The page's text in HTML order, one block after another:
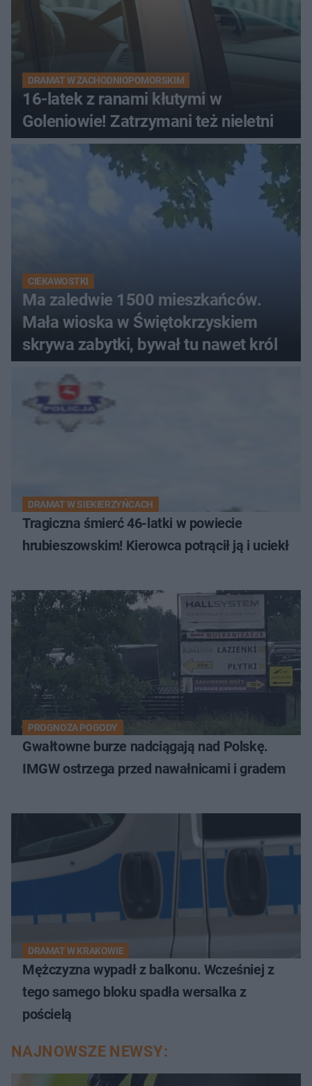
DRAMAT W ZACHODNIOPOMORSKIM
16-latek z ranami kłutymi w
Goleniowie! Zatrzymani też nieletni
CIEKAWOSTKI
Ma zaledwie 1500 mieszkańców.
Mała wioska w Świętokrzyskiem
skrywa zabytki, bywał tu nawet król
DRAMAT W SIEKIERZYŃCACH
Tragiczna śmierć 46-latki w powiecie
hrubieszowskim! Kierowca potrącił ją i uciekł
PROGNOZA POGODY
Gwałtowne burze nadciągają nad Polskę.
IMGW ostrzega przed nawałnicami i gradem
DRAMAT W KRAKOWIE
Mężczyzna wypadł z balkonu. Wcześniej z
tego samego bloku spadła wersalka z
pościelą
NAJNOWSZE NEWSY: